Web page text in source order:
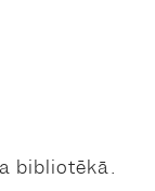
bibliotēkā.